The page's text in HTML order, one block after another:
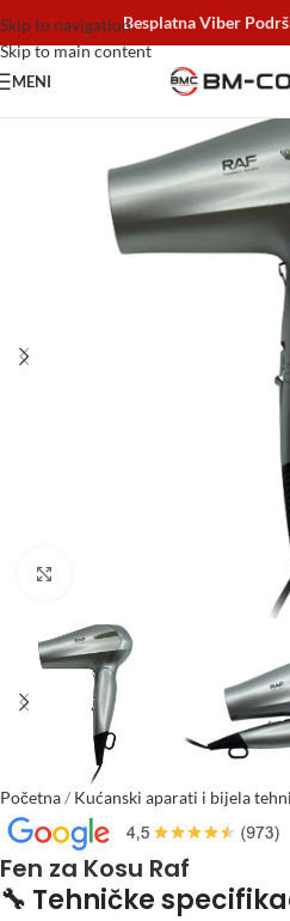
Skip to navigation
Skip to main content
Besplatna Viber
MENI
Početna/ Kućanski aparati i bijela
Raf
Fen za Kosu Raf
🔧 Tehničke